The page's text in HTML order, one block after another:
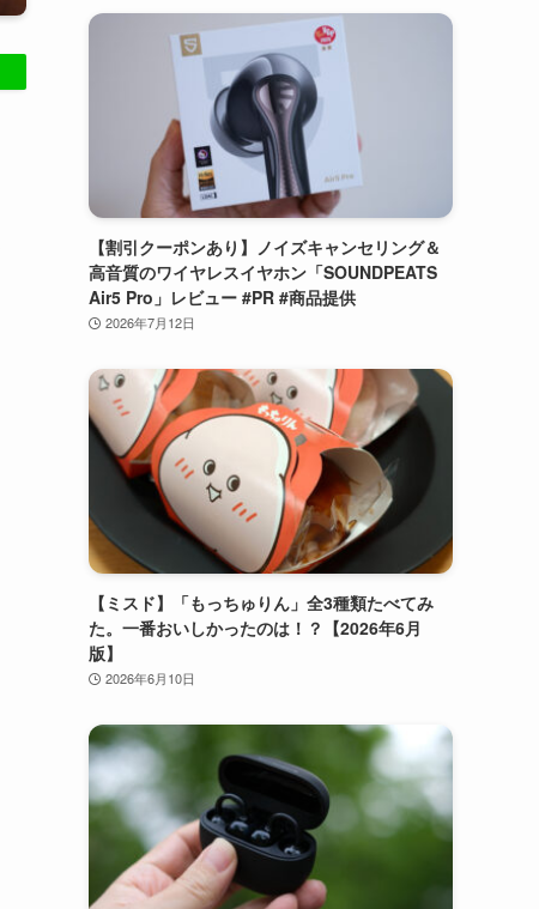
【割引クーポンあり】ノイズキャンセリング＆
高音質のワイヤレスイヤホン「SOUNDPEATS
Air5 Pro」レビュー #PR #商品提供
2026年7月12日
【ミスド】「もっちゅりん」全3種類たべてみ
た。一番おいしかったのは！？【2026年6月
版】
2026年6月10日